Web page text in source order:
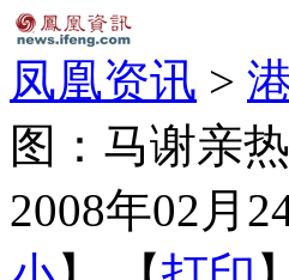
凤凰资讯 >
图：马谢亲
2008年02月